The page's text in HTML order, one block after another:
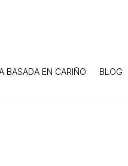
BASADA EN CARIÑO BLOG